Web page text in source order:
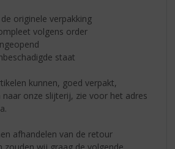
originele verpakking
volgens order
staat
kunnen, goed verpakt,
onze slijterij, zie voor het adres
afhandelen van de retour